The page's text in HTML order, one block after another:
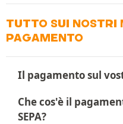
TUTTO SUI NOSTRI
PAGAMENTO
Il pagamento sul
Che cos'è il
SEPA?